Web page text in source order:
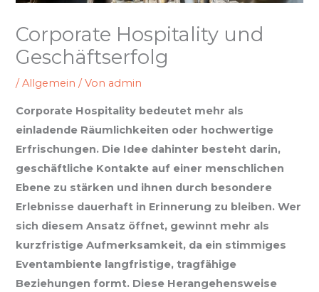
Corporate Hospitality und
Geschäftserfolg
/Allgemein / Von admin
Corporate Hospitality bedeutet mehr als
einladende Räumlichkeiten oder hochwertige
Erfrischungen. Die Idee dahinter besteht darin,
geschäftliche Kontakte auf einer menschlichen
Ebene zu stärken und ihnen durch besondere
Erlebnisse dauerhaft in Erinnerung zu bleiben. Wer
sich diesem Ansatz öffnet, gewinnt mehr als
kurzfristige Aufmerksamkeit, da ein stimmiges
Eventambiente langfristige, tragfähige
Beziehungen formt. Diese Herangehensweise